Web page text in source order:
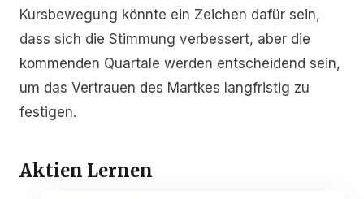
Kursbewegung könnte ein Zeichen dafür sein,
dass sich die Stimmung verbessert, aber die
kommenden Quartale werden entscheidend sein,
um das Vertrauen des Martkes langfristig zu
festigen.
Aktien Lernen